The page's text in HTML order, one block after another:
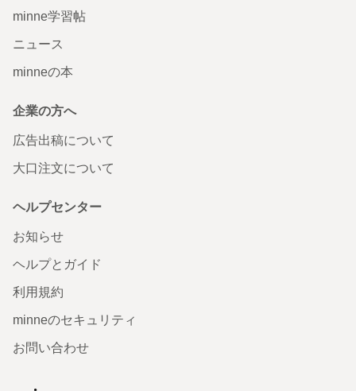
minne学習帖
ニュース
minneの本
企業の方へ
広告出稿について
大口注文について
ヘルプセンター
お知らせ
ヘルプとガイド
利用規約
minneのセキュリティ
お問い合わせ